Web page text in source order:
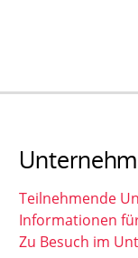
Teilnehmende
Informationen
Zu Besuch im